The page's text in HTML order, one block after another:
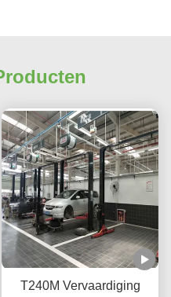
T240M Vervaardiging